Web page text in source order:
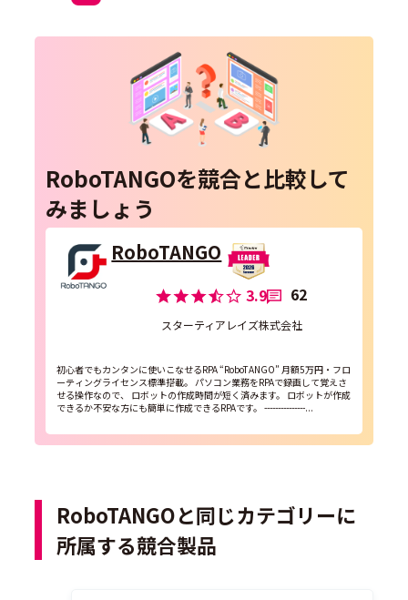
RoboTANGOを競合と比較して
みましょう
RoboTANGO
3.9 62
スターティアレイズ株式会社
初心者でもカンタンに使いこなせるRPA “RoboTANGO” 月額5万円・フロ
ーティングライセンス標準搭載。 パソコン業務をRPAで録画して覚えさ
せる操作なので、 ロボットの作成時間が短く済みます。 ロボットが作成
できるか不安な方にも簡単に作成できるRPAです。 ---------------...
RoboTANGOと同じカテゴリーに
所属する競合製品